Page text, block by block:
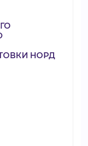
НОРД